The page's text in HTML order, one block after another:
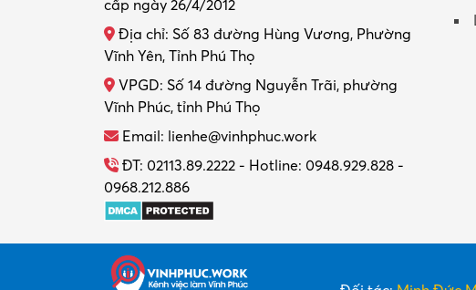
cấp ngày 26/4/2012
Địa chỉ: Số 83 đường Hùng Vương, Phường
Vĩnh Yên, Tỉnh Phú Thọ
VPGD: Số 14 đường Nguyễn Trãi, phường
Vĩnh Phúc, tỉnh Phú Thọ
Email: lienhe@vinhphuc.work
ĐT: 02113.89.2222 - Hotline: 0948.929.828 -
0968.212.886